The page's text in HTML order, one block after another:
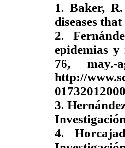
1. Baker,
diseases
2.
epidemias y
76,
http://
3.
4.